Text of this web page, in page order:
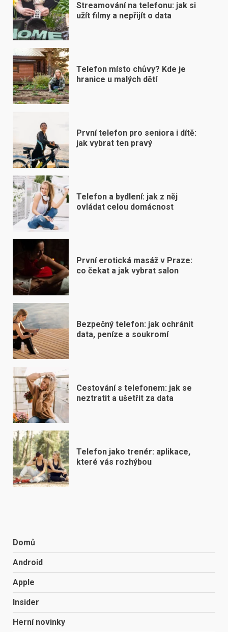
Streamování na telefonu: jak si
užít filmy a nepřijít o data
Telefon místo chůvy? Kde je
hranice u malých dětí
První telefon pro seniora i dítě:
jak vybrat ten pravý
Telefon a bydlení: jak z něj
ovládat celou domácnost
První erotická masáž v Praze:
co čekat a jak vybrat salon
Bezpečný telefon: jak ochránit
data, peníze a soukromí
Cestování s telefonem: jak se
neztratit a ušetřit za data
Telefon jako trenér: aplikace,
které vás rozhýbou
Domů
Android
Apple
Insider
Herní novinky